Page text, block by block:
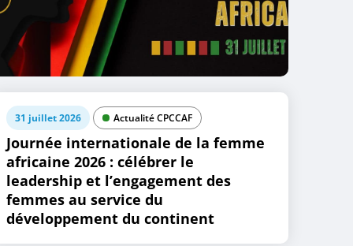
31 juillet 2026 Actualité CPCCAF
Journée internationale de la femme
africaine 2026 : célébrer le
leadership et l’engagement des
femmes au service du
développement du continent